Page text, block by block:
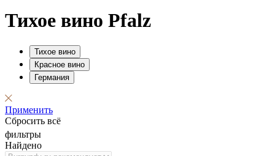
Тихое вино Pfalz
Тихое вино
Красное вино
Германия
Применить
Сбросить всё
фильтры
Найдено